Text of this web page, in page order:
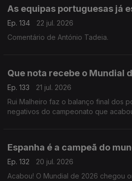
As equipas portuguesas já
Ep. 134
22 jul. 2026
Comentário de António Tadeia.
Que nota recebe o Mundial
Ep. 133
21 jul. 2026
Rui Malheiro faz o balanço final dos
negativos do campeonato que
Espanha é a campeã do
Ep. 132
20 jul. 2026
Acabou! O Mundial de 2026 chegou